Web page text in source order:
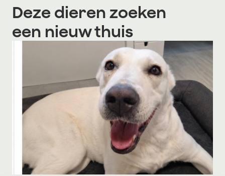
Deze dieren zoeken
een nieuw thuis